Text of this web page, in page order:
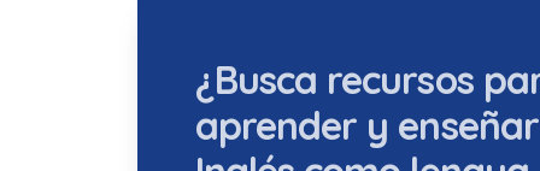
¿Busca recursos
aprender y enseñar